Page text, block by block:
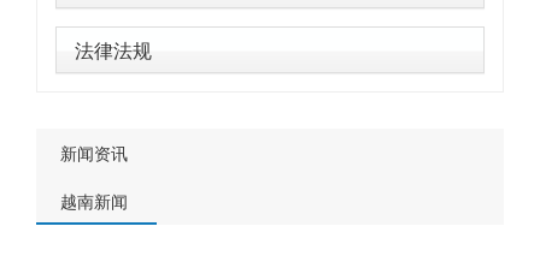
法律法规
新闻资讯
越南新闻